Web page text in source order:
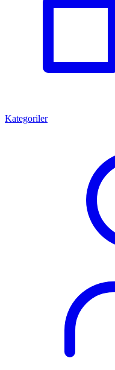
Kategoriler